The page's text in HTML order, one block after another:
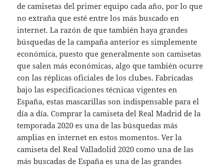
de camisetas del primer equipo cada año, por lo que
no extraña que esté entre los más buscado en
internet. La razón de que también haya grandes
búsquedas de la campaña anterior es simplemente
económica, puesto que generalmente son camisetas
que salen más económicas, algo que también ocurre
con las réplicas oficiales de los clubes. Fabricadas
bajo las especificaciones técnicas vigentes en
España, estas mascarillas son indispensable para el
día a día. Comprar la camiseta del Real Madrid de la
temporada 2020 es una de las búsquedas más
amplias en internet en estos momentos. Ver la
camiseta del Real Valladolid 2020 como una de las
más buscadas de España es una de las grandes